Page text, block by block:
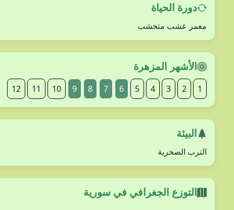
دورة الحياة
معمر عشب متخشب
الأشهر المزهرة
1
2
3
4
5
6
7
8
9
10
11
12
البيئة
الترب الصخرية
التوزع الجغرافي في سورية